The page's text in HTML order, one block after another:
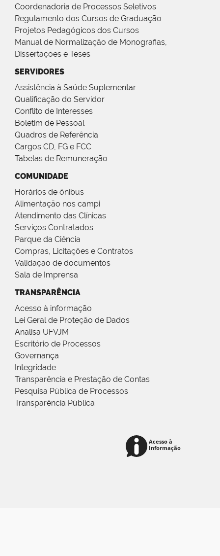
Coordenadoria de Processos Seletivos
Regulamento dos Cursos de Graduação
Projetos Pedagógicos dos Cursos
Manual de Normalização de Monografias,
Dissertações e Teses
SERVIDORES
Assistência à Saúde Suplementar
Qualificação do Servidor
Conflito de Interesses
Boletim de Pessoal
Quadros de Referência
Cargos CD, FG e FCC
Tabelas de Remuneração
COMUNIDADE
Horários de ônibus
Alimentação nos campi
Atendimento das Clínicas
Serviços Contratados
Parque da Ciência
Compras, Licitações e Contratos
Validação de documentos
Sala de Imprensa
TRANSPARÊNCIA
Acesso à informação
Lei Geral de Proteção de Dados
Analisa UFVJM
Escritório de Processos
Governança
Integridade
Transparência e Prestação de Contas
Pesquisa Pública de Processos
Transparência Pública